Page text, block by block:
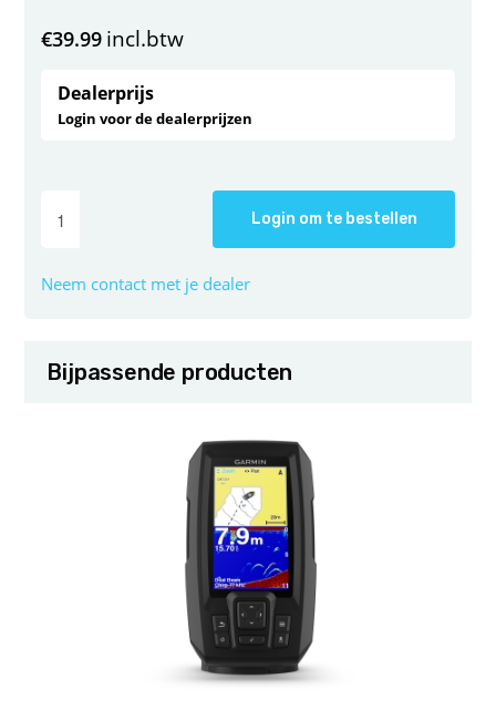
€39.99 incl.btw
Dealerprijs
Login voor de dealerprijzen
Login om te bestellen
Neem contact met je dealer
Bijpassende producten